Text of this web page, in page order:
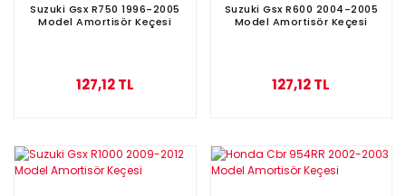
Suzuki Gsx R750 1996-2005
Model Amortisör Keçesi
127,12 TL
Suzuki Gsx R600 2004-2005
Model Amortisör Keçesi
127,12 TL